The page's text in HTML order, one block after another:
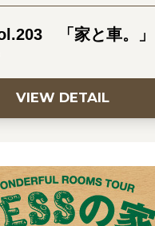
「家と車。」
VIEW DETAIL